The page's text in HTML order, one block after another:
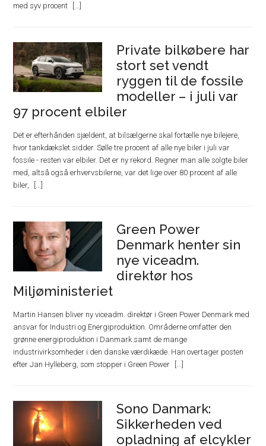
med syv procent
Private bilkøbere har
stort set vendt
ryggen til de fossile
modeller – i juli var
97 procent elbiler
Det er efterhånden sjældent, at bilsælgerne skal fortælle nye bilejere,
hvor tankdækslet sidder. Sølle tre procent af alle nye biler i juli var
fossile - resten var elbiler. Det er ny rekord. Regner man alle solgte biler
med, altså også erhvervsbilerne, var det lige over 80 procent af alle
biler,
Green Power
Denmark henter sin
nye viceadm.
direktør hos
Miljøministeriet
Martin Hansen bliver ny viceadm. direktør i Green Power Denmark med
ansvar for Industri og Energiproduktion. Områderne omfatter den
grønne energiproduktion i Danmark samt de mange
industrivirksomheder i den danske værdikæde. Han overtager posten
efter Jan Hylleberg, som stopper i Green Power
Sono Danmark:
Sikkerheden ved
opladning af elcykler